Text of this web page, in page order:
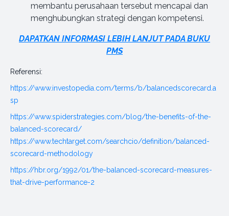
membantu perusahaan tersebut mencapai dan
menghubungkan strategi dengan kompetensi.
DAPATKAN INFORMASI LEBIH LANJUT PADA BUKU
PMS
Referensi:
https://www.investopedia.com/terms/b/balancedscorecard.a
sp
https://www.spiderstrategies.com/blog/the-benefits-of-the-
balanced-scorecard/
https://www.techtarget.com/searchcio/definition/balanced-
scorecard-methodology
https://hbr.org/1992/01/the-balanced-scorecard-measures-
that-drive-performance-2